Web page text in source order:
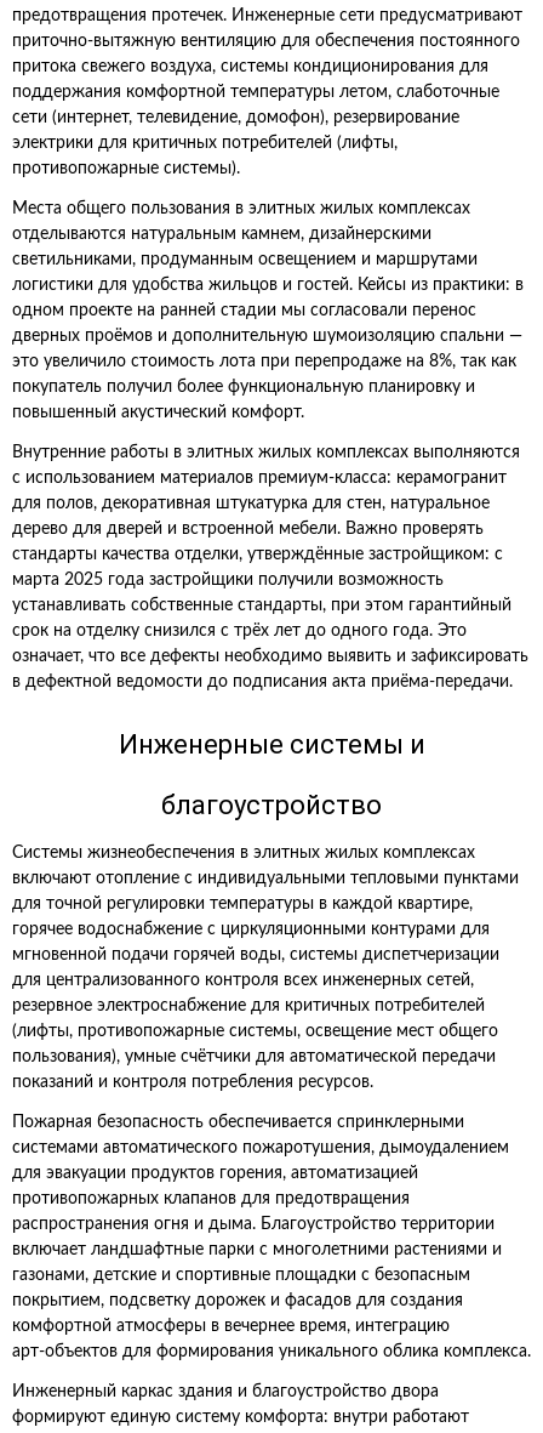
предотвращения протечек. Инженерные сети предусматривают
приточно‑вытяжную вентиляцию для обеспечения постоянного
притока свежего воздуха, системы кондиционирования для
поддержания комфортной температуры летом, слаботочные
сети (интернет, телевидение, домофон), резервирование
электрики для критичных потребителей (лифты,
противопожарные системы).
Места общего пользования в элитных жилых комплексах
отделываются натуральным камнем, дизайнерскими
светильниками, продуманным освещением и маршрутами
логистики для удобства жильцов и гостей. Кейсы из практики: в
одном проекте на ранней стадии мы согласовали перенос
дверных проёмов и дополнительную шумоизоляцию спальни —
это увеличило стоимость лота при перепродаже на 8%, так как
покупатель получил более функциональную планировку и
повышенный акустический комфорт.
Внутренние работы в элитных жилых комплексах выполняются
с использованием материалов премиум‑класса: керамогранит
для полов, декоративная штукатурка для стен, натуральное
дерево для дверей и встроенной мебели. Важно проверять
стандарты качества отделки, утверждённые застройщиком: с
марта 2025 года застройщики получили возможность
устанавливать собственные стандарты, при этом гарантийный
срок на отделку снизился с трёх лет до одного года. Это
означает, что все дефекты необходимо выявить и зафиксировать
в дефектной ведомости до подписания акта приёма‑передачи.
Инженерные системы и
благоустройство
Системы жизнеобеспечения в элитных жилых комплексах
включают отопление с индивидуальными тепловыми пунктами
для точной регулировки температуры в каждой квартире,
горячее водоснабжение с циркуляционными контурами для
мгновенной подачи горячей воды, системы диспетчеризации
для централизованного контроля всех инженерных сетей,
резервное электроснабжение для критичных потребителей
(лифты, противопожарные системы, освещение мест общего
пользования), умные счётчики для автоматической передачи
показаний и контроля потребления ресурсов.
Пожарная безопасность обеспечивается спринклерными
системами автоматического пожаротушения, дымоудалением
для эвакуации продуктов горения, автоматизацией
противопожарных клапанов для предотвращения
распространения огня и дыма. Благоустройство территории
включает ландшафтные парки с многолетними растениями и
газонами, детские и спортивные площадки с безопасным
покрытием, подсветку дорожек и фасадов для создания
комфортной атмосферы в вечернее время, интеграцию
арт‑объектов для формирования уникального облика комплекса.
Инженерный каркас здания и благоустройство двора
формируют единую систему комфорта: внутри работают